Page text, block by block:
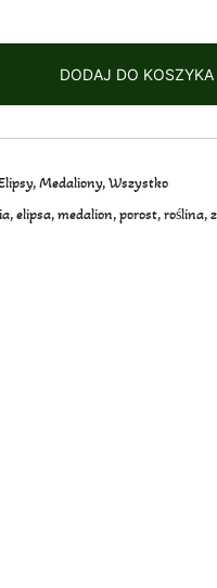
DODAJ DO KOSZYKA
,Medaliony,Wszystko
,elipsa,medalion,porost,roślina,